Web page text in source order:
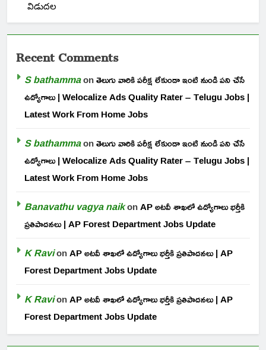
విడుదల
Recent Comments
S bathammaonతెలుగు వారికి పరీక్ష లేకుండా ఇంటి నుండి పని చేసే
ఉద్యోగాలు | Welocalize Ads Quality Rater – Telugu Jobs |
Latest Work From Home Jobs
S bathammaonతెలుగు వారికి పరీక్ష లేకుండా ఇంటి నుండి పని చేసే
ఉద్యోగాలు | Welocalize Ads Quality Rater – Telugu Jobs |
Latest Work From Home Jobs
Banavathu vagya naikonAP అటవీ శాఖలో ఉద్యోగాలు భర్తీకి
ప్రతిపాదనలు | AP Forest Department Jobs Update
K RavionAP అటవీ శాఖలో ఉద్యోగాలు భర్తీకి ప్రతిపాదనలు | AP
Forest Department Jobs Update
K RavionAP అటవీ శాఖలో ఉద్యోగాలు భర్తీకి ప్రతిపాదనలు | AP
Forest Department Jobs Update